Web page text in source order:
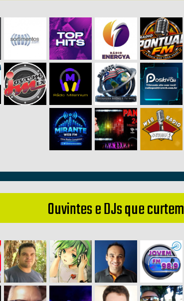
Ouvintes e DJs que curtem